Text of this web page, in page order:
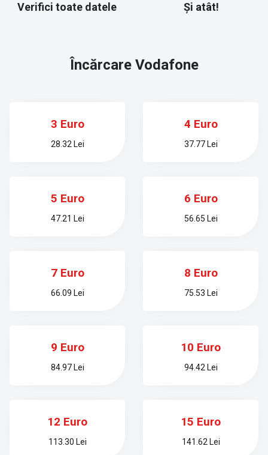
Verifici toate datele Și atât!
Încărcare Vodafone
3 Euro
28.32 Lei
4 Euro
37.77 Lei
5 Euro
47.21 Lei
6 Euro
56.65 Lei
7 Euro
66.09 Lei
8 Euro
75.53 Lei
9 Euro
84.97 Lei
10 Euro
94.42 Lei
12 Euro
113.30 Lei
15 Euro
141.62 Lei